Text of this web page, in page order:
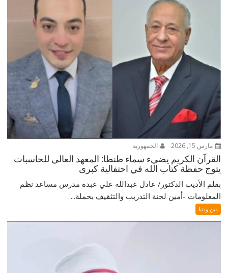
مارس 15, 2026 الجمهورية
القرآن الكريم يضيء سماء طنطا: المعهد العالي للحاسبات
يتوج حفظة كتاب الله في احتفالية كبرى
بقلم الأديب الدكتور/ عادل عبدالله علي عبده مدرس مساعد نظم
المعلومات -أمين لجنة التدريب والتثقيف بحملة...
دين ودنيا